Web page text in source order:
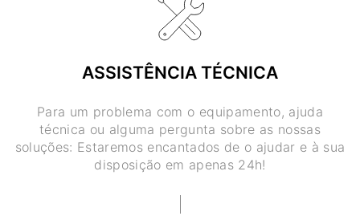
ASSISTÊNCIA TÉCNICA
Para um problema com o equipamento, ajuda
técnica ou alguma pergunta sobre as nossas
soluções: Estaremos encantados de o ajudar e à sua
disposição em apenas 24h!